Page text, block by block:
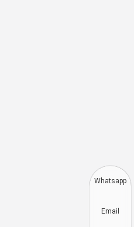
Whatsapp
Email